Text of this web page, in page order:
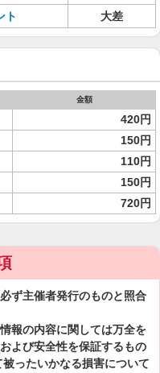
ト 大差
金額
420円
150円
110円
150円
720円
ず主催者発行のものと照合
報の内容に関しては万全を
よび安全性を保証するもの
ったいかなる損害について